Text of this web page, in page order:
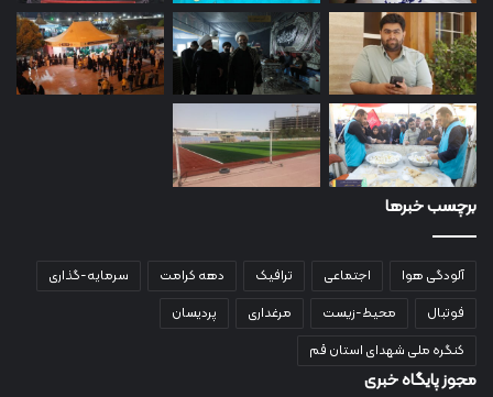
برچسب خبرها
آلودگی هوا اجتماعی ترافیک دهه کرامت
سرمایه-گذاری
فوتبال
محیط-زیست مرغداری
پردیسان
کنگره ملی شهدای استان قم
مجوز پایگاه خبری